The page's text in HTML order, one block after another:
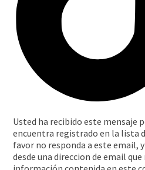
Usted ha recibido este mensaje
encuentra registrado en la lista
favor no responda a este email,
desde una direccion de email